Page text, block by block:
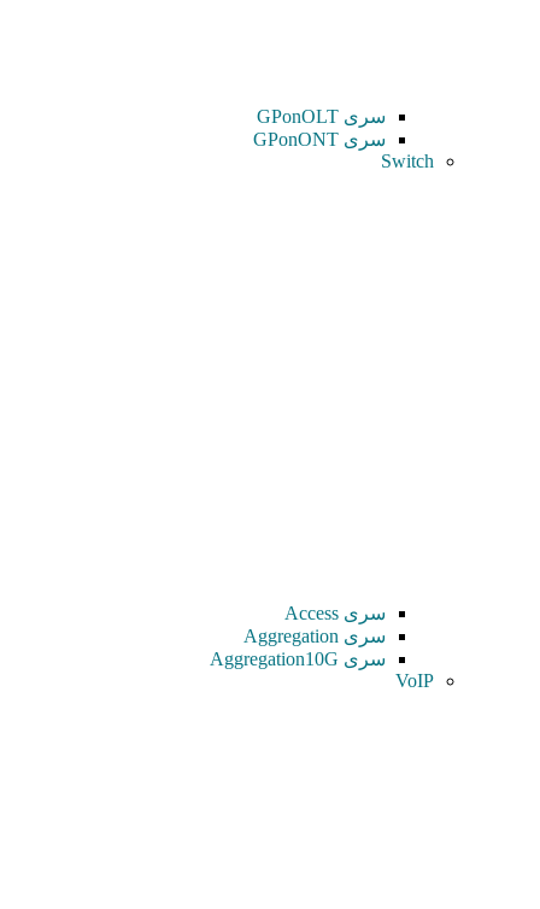
سری GPonOLT
سری GPonONT
Switch
سری Access
سری Aggregation
سری Aggregation10G
VoIP